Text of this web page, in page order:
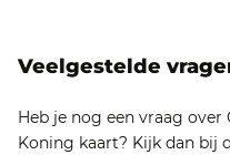
Veelgestelde
Heb je nog een vraag
Koning kaart? Kijk dan bij